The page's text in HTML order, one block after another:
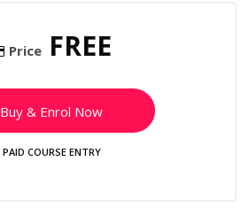
Price FREE
Buy & Enrol Now
PAID COURSE ENTRY